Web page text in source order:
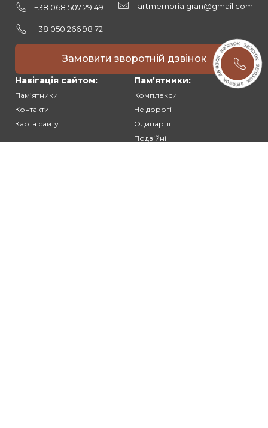
+38 068 507 29 49
+38 050 266 98 72
artmemorialgran@gmail.com
Замовити зворотній дзвінок
Навігація сайтом:
Памʼятники
Контакти
Карта сайту
Памʼятники:
Комплекси
Не дорогі
Одинарні
Подвійні